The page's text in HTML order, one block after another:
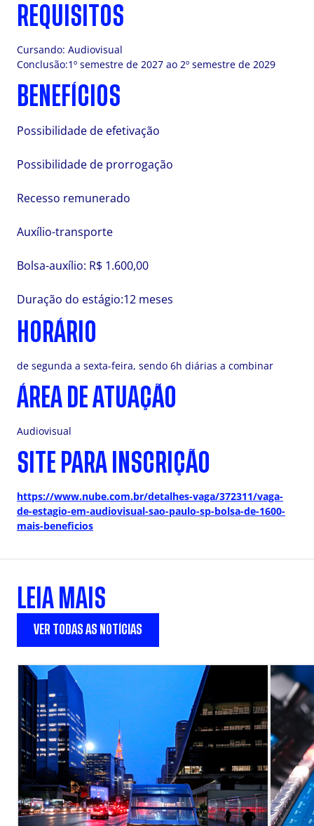
REQUISITOS
Cursando: Audiovisual
Conclusão:1º semestre de 2027 ao 2º semestre de 2029
BENEFÍCIOS
Possibilidade de efetivação
Possibilidade de prorrogação
Recesso remunerado
Auxílio-transporte
Bolsa-auxílio: R$ 1.600,00
Duração do estágio:12 meses
HORÁRIO
de segunda a sexta-feira, sendo 6h diárias a combinar
ÁREA DE ATUAÇÃO
Audiovisual
SITE PARA INSCRIÇÃO
https://www.nube.com.br/detalhes-vaga/372311/vaga-
de-estagio-em-audiovisual-sao-paulo-sp-bolsa-de-1600-
mais-beneficios
LEIA MAIS
VER TODAS AS NOTÍCIAS